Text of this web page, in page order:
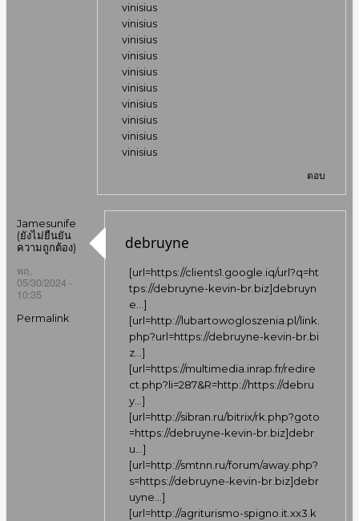
vinisius
vinisius
vinisius
vinisius
vinisius
vinisius
vinisius
vinisius
vinisius
vinisius
ตอบ
Jamesunife
(ยังไม่ยืนยัน
ความถูกต้อง)
พฤ,
05/30/2024 -
10:35
Permalink
debruyne
[url=https://clients1.google.iq/url?q=ht
tps://debruyne-kevin-br.biz]debruyn
e… ]
[url=http://lubartowogloszenia.pl/link.
php?url=https://debruyne-kevin-br.bi
z… ]
[url=https://multimedia.inrap.fr/redire
ct.php?li=287&R=http://https://debru
y… ]
[url=http://sibran.ru/bitrix/rk.php?goto
=https://debruyne-kevin-br.biz]debr
u… ]
[url=http://smtnn.ru/forum/away.php?
s=https://debruyne-kevin-br.biz]debr
uyne… ]
[url=http://agriturismo-spigno.it.xx3.k